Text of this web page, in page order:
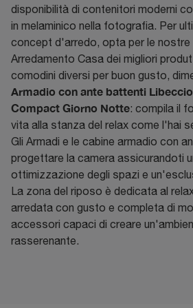
disponibilità di contenitori moderni
in melaminico nella fotografia. Per
concept d'arredo, opta per le
Arredamento Casa dei migliori
comodini diversi per buon gusto,
Armadio con ante battenti
Compact Giorno Notte: compila il
vita alla stanza del relax come l'hai
Gli Armadi e le cabine armadio con
progettare la camera assicurandoti
ottimizzazione degli spazi e
La zona del riposo è dedicata al
arredata con gusto e completa di
accessori capaci di creare
rasserenante.